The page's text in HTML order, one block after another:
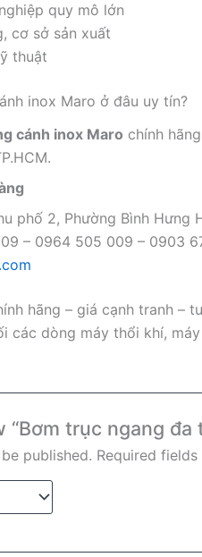
quy mô lớn
cơ sở sản xuất
thuật
inox Maro ở đâu uy tín?
cánh inox Maro chính
phố 2, Phường Bình Hưng
– 0964 505 009 – 0903
hãng – giá cạnh tranh –
các dòng máy thổi khí,
trục ngang đa
published. Required